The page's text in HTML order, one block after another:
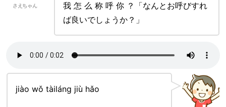
さえちゃん
我 怎 么 称 呼 你 ？「なんとお呼びすれ
ば良いでしょうか？」
jiào wǒ tàiláng jiù hǎo